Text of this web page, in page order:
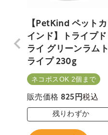
【PetKind ペットカ
インド】トライプド
ライ グリーンラムト
ライプ 230g
ネコポスOK 2個まで
販売価格 825 税込
残りわずか